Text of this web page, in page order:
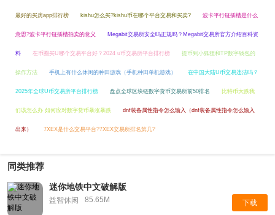
最好的买房app排行榜 kishu怎么买?kishu币在哪个平台交易和买卖? 波卡平行链插槽是什么
意思?波卡平行链插槽拍卖的意义 Megabit交易所安全吗正规吗？Megabit交易所官方介绍百科资
料 在币圈买U哪个交易平台好？2024 u币交易所平台排行榜 提币到小狐狸和TP数字钱包的
操作方法 手机上有什么休闲的种田游戏（手机种田单机游戏） 在中国大陆U币交易违法吗？
2025年全球U币交易所平台排行榜 盘点全球区块链数字货币交易所前50排名 比特币大跌我
们该怎么办 如何应对数字货币暴涨暴跌 dnf装备属性指令怎么输入（dnf装备属性指令怎么输入
出来） 7XEX是什么交易平台?7XEX交易所排名第几?
同类推荐
迷你地铁中文破解版
益智休闲 85.65M 下载